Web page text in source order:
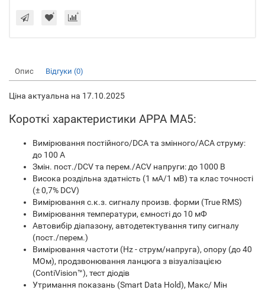
Опис Відгуки (0)
Ціна актуальна на 17.10.2025
Короткі характеристики APPA MA5:
Вимірювання постійного/DCA та змінного/ACA струму:
до 100 А
Змін. пост./DCV та перем./ACV напруги: до 1000 В
Висока роздільна здатність (1 мА/1 мВ) та клас точності
(± 0,7% DCV)
Вимірювання с.к.з. сигналу произв. форми (True RMS)
Вимірювання температури, ємності до 10 мФ
Автовибір діапазону, автодетектування типу сигналу
(пост./перем.)
Вимірювання частоти (Hz - струм/напруга), опору (до 40
МОм), продзвонювання ланцюга з візуалізацією
(ContiVision™), тест діодів
Утримання показань (Smart Data Hold), Макс/ Мін